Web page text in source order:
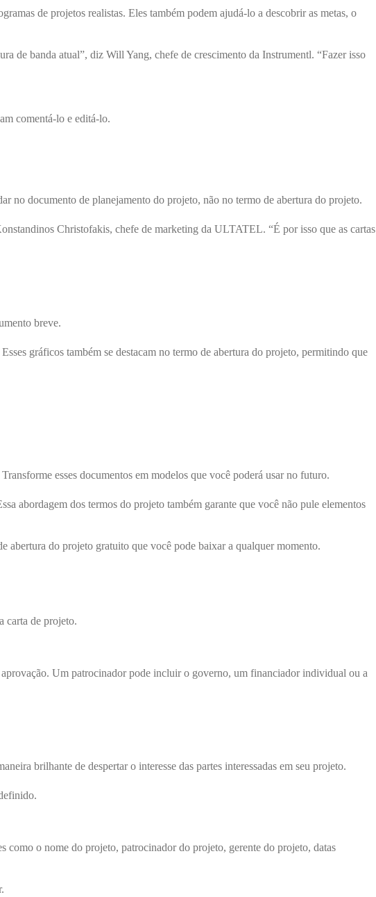
de projetos realistas. Eles também podem ajudá-lo a descobrir as metas, o
de banda atual”, diz Will Yang, chefe de crescimento da Instrumentl. “Fazer isso
comentá-lo e editá-lo.
no documento de planejamento do projeto, não no termo de abertura do projeto.
Christofakis, chefe de marketing da ULTATEL. “É por isso que as cartas
breve.
gráficos também se destacam no termo de abertura do projeto, permitindo que
esses documentos em modelos que você poderá usar no futuro.
abordagem dos termos do projeto também garante que você não pule elementos
abertura do projeto gratuito que você pode baixar a qualquer momento.
carta de projeto.
Um patrocinador pode incluir o governo, um financiador individual ou a
brilhante de despertar o interesse das partes interessadas em seu projeto.
como o nome do projeto, patrocinador do projeto, gerente do projeto, datas